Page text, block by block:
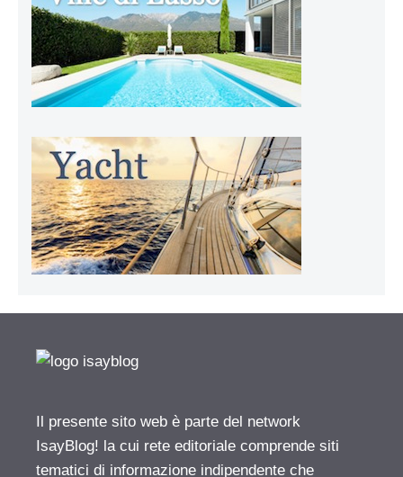
Il presente sito web è parte del network
IsayBlog! la cui rete editoriale comprende siti
tematici di informazione indipendente che